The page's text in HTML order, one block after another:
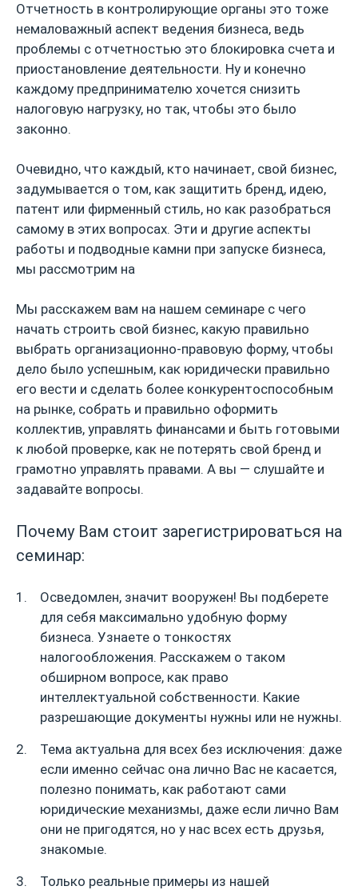
Отчетность в контролирующие органы это тоже
немаловажный аспект ведения бизнеса, ведь
проблемы с отчетностью это блокировка счета и
приостановление деятельности. Ну и конечно
каждому предпринимателю хочется снизить
налоговую нагрузку, но так, чтобы это было
законно.
Очевидно, что каждый, кто начинает, свой бизнес,
задумывается о том, как защитить бренд, идею,
патент или фирменный стиль, но как разобраться
самому в этих вопросах. Эти и другие аспекты
работы и подводные камни при запуске бизнеса,
мы рассмотрим на
Мы расскажем вам на нашем семинаре с чего
начать строить свой бизнес, какую правильно
выбрать организационно-правовую форму, чтобы
дело было успешным, как юридически правильно
его вести и сделать более конкурентоспособным
на рынке, собрать и правильно оформить
коллектив, управлять финансами и быть готовыми
к любой проверке, как не потерять свой бренд и
грамотно управлять правами. А вы — слушайте и
задавайте вопросы.
Почему Вам стоит зарегистрироваться на
семинар:
Осведомлен, значит вооружен! Вы подберете
для себя максимально удобную форму
бизнеса. Узнаете о тонкостях
налогообложения. Расскажем о таком
обширном вопросе, как право
интеллектуальной собственности. Какие
разрешающие документы нужны или не нужны.
Тема актуальна для всех без исключения: даже
если именно сейчас она лично Вас не касается,
полезно понимать, как работают сами
юридические механизмы, даже если лично Вам
они не пригодятся, но у нас всех есть друзья,
знакомые.
Только реальные примеры из нашей